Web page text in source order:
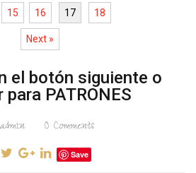
15 16 17 18
Next »
el botón siguiente o
PATRONES
admin 0Comments
Save